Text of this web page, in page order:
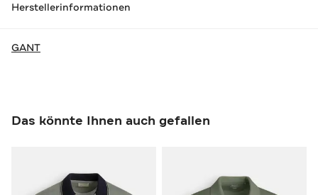
Herstellerinformationen
GANT
Das könnte Ihnen auch gefallen